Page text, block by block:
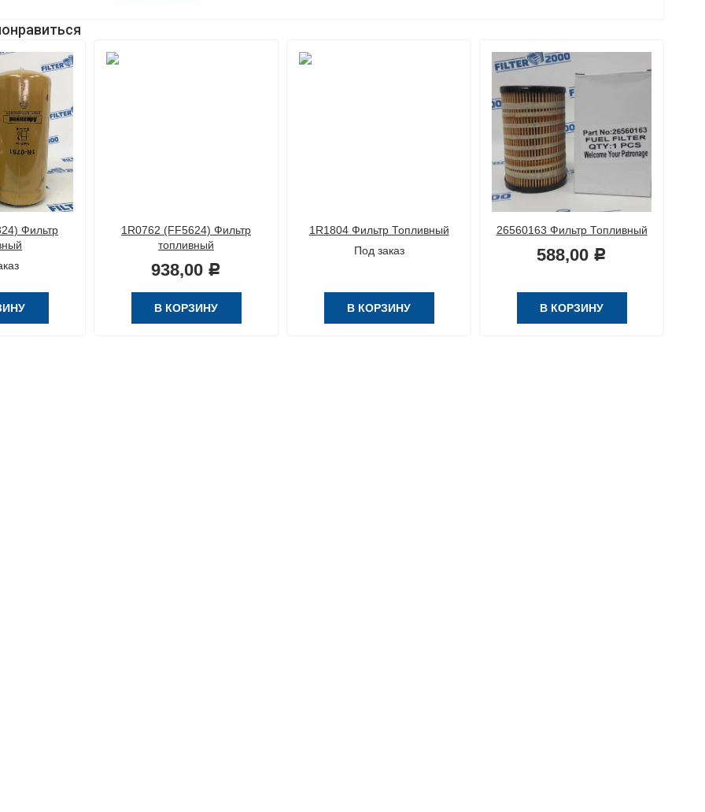
Фильтр
1R0762 (FF5624) Фильтр
топливный
938,00 Р
В КОРЗИНУ
1R1804 Фильтр Топливный
Под заказ
В КОРЗИНУ
26560163 Фильтр Топливный
588,00 Р
В КОРЗИНУ